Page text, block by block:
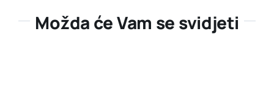
Možda će Vam se svidjeti